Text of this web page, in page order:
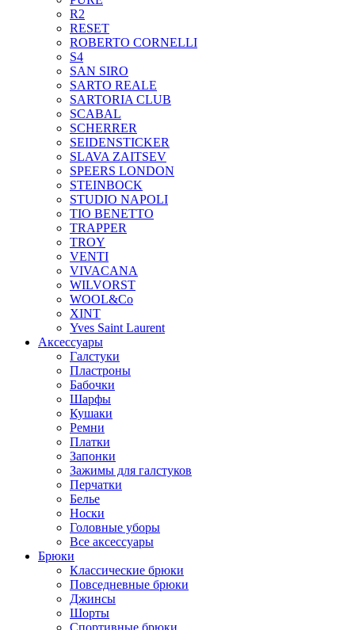
R2
RESET
ROBERTO CORNELLI
S4
SAN SIRO
SARTO REALE
SARTORIA CLUB
SCABAL
SCHERRER
SEIDENSTICKER
SLAVA ZAITSEV
SPEERS LONDON
STEINBOCK
STUDIO NAPOLI
TIO BENETTO
TRAPPER
TROY
VENTI
VIVACANA
WILVORST
WOOL&Co
XINT
Yves Saint Laurent
Аксессуары
Галстуки
Пластроны
Бабочки
Шарфы
Кушаки
Ремни
Платки
Запонки
Зажимы для галстуков
Перчатки
Белье
Носки
Головные уборы
Все аксессуары
Брюки
Классические брюки
Повседневные брюки
Джинсы
Шорты
Спортивные брюки